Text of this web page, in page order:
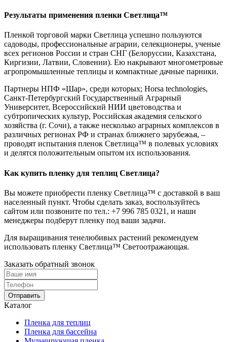
Результаты применения пленки Светлица™
Пленкой торговой марки Светлица успешно пользуются
садоводы, профессиональные аграрии, селекционеры, ученые
всех регионов России и стран СНГ (Белоруссии, Казахстана,
Киргизии, Латвии, Словении). Ею накрывают многометровые
агропромышленные теплицы и компактные дачные парники.
Партнеры НПФ «Шар», среди которых; Horsа technologies,
Санкт-Петербургский Государственный Аграрный
Университет, Всероссийский НИИ цветоводства и
субтропических культур, Российская академия сельского
хозяйства (г. Сочи), а также несколько аграрных комплексов в
различных регионах РФ и странах ближнего зарубежья, –
проводят испытания пленок Светлица™ в полевых условиях
и делятся положительным опытом их использования.
Как купить пленку для теплиц Светлица?
Вы можете приобрести пленку Светлица™ с доставкой в ваш
населенный пункт. Чтобы сделать заказ, воспользуйтесь
сайтом или позвоните по тел.: +7 996 785 0321 , и наши
менеджеры подберут пленку под ваши задачи.
Для выращивания тенелюбивых растений рекомендуем
использовать пленку Светлица™ Светоотражающая.
Заказать обратный звонок
Отправить
Каталог
Пленка для теплиц
Пленка для бассейна